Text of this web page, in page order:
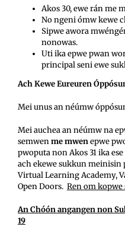
Akos 30, ewe rán me
No ngeni ómw kewe
Sipwe awora
nonowas.
Uti ika epwe pwan
principal seni ewe
Ach Kewe Eureuren
Mei unus an néúmw
Mei auchea an néúmw na
semwenme mwenepwe
pwoputa non Akos 31 ika
ach ekewe sukkun meinisin
Virtual Learning Academy,
Open Doors. Ren om
An Chóón angangen non
19